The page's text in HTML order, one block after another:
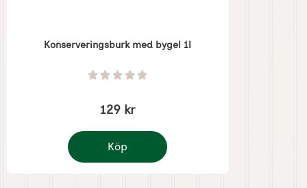
Konserveringsburk med bygel 1l
Betyg: 0 Stjärnor av 5
129 kr
Köp
Konserveringsburk med bygel 1l